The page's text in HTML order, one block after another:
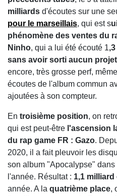
milliards d'écoutes sur une
pour le marseillais, qui est s
phénomène des ventes du
Ninho, qui a lui été écouté 1
sans avoir sorti aucun
encore, très grosse perf,
écoutes de l'album commun
ajoutées à son compteur.
En troisième position, on
qui est peut-être l'ascension
du rap game FR : Gazo.
2020, il a fait pleuvoir les
son album "Apocalypse"
l'année. Résultat : 1,1
année. A la quatrième place,